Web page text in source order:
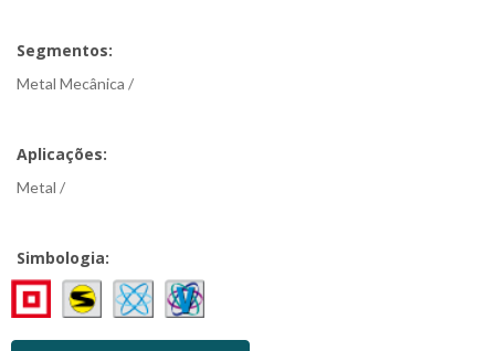
Segmentos:
Metal Mecânica /
Aplicações:
Metal /
Simbologia: